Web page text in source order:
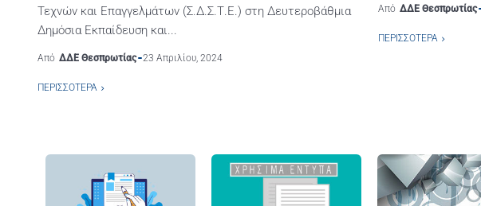
Τεχνών και Επαγγελμάτων (Σ.Δ.Σ.Τ.Ε.) στη Δευτεροβάθμια
Δημόσια Εκπαίδευση και...
Από ΔΔΕ Θεσπρωτίας 23 Απριλίου, 2024
ΠΕΡΙΣΣΌΤΕΡΑ
Από ΔΔΕ Θεσπρωτίας
ΠΕΡΙΣΣΌΤΕΡΑ